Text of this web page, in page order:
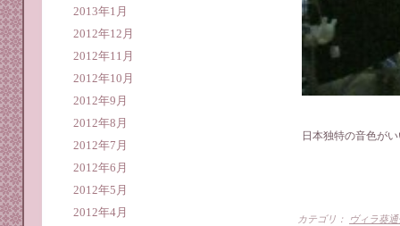
日本独特の音色が
カテゴリ： ヴィラ葵通
2013年1月
2012年12月
2012年11月
2012年10月
2012年9月
2012年8月
2012年7月
2012年6月
2012年5月
2012年4月